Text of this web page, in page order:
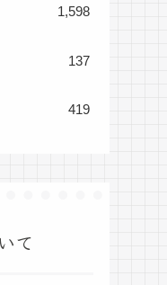
1,598
137
419
て